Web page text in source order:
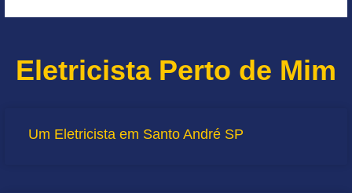
Eletricista Perto de Mim
Um Eletricista em Santo André SP